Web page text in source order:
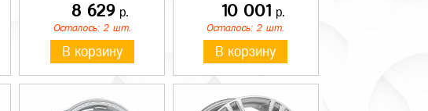
8 629р.
Осталось: 2 шт.
В корзину
10 001 р.
Осталось: 2 шт.
В корзину